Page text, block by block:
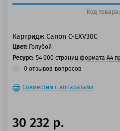
Код
Картридж Canon C-EXV30C
Цвет: Голубой
Ресурс: 54 000 страниц формата А4
0 отзывов вопросов
Совместим с аппаратами
30 232 р.